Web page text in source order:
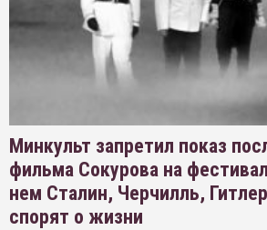
Минкульт запретил показ
фильма Сокурова на
нем Сталин, Черчилль,
спорят о жизни